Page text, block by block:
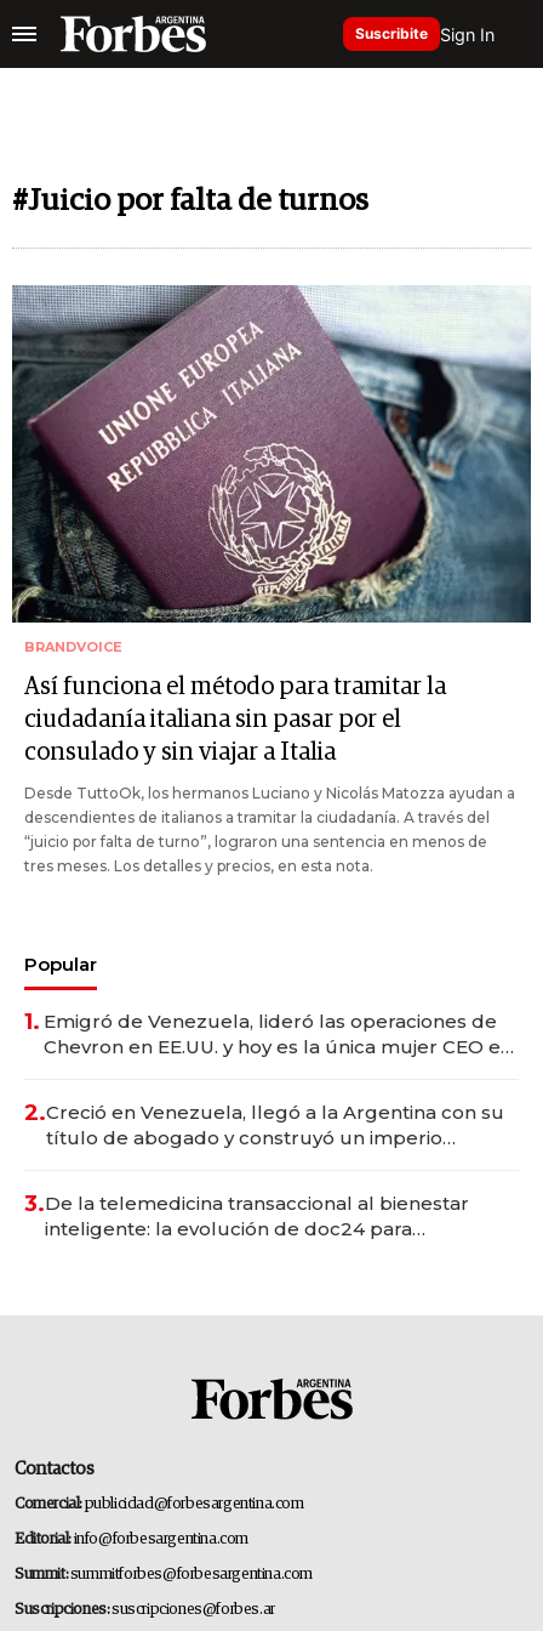
Suscribite Sign In
#Juicio por falta de turnos
BRANDVOICE
Así funciona el método para tramitar la
ciudadanía italiana sin pasar por el
consulado y sin viajar a Italia
Desde TuttoOk, los hermanos Luciano y Nicolás Matozza ayudan a
descendientes de italianos a tramitar la ciudadanía. A través del
“juicio por falta de turno”, lograron una sentencia en menos de
tres meses. Los detalles y precios, en esta nota.
Popular
1. Emigró de Venezuela, lideró las operaciones de
Chevron en EE.UU. y hoy es la única mujer CEO en
2.Creció en Venezuela, llegó a la Argentina con su
título de abogado y construyó un imperio
3.De la telemedicina transaccional al bienestar
inteligente: la evolución de doc24 para
Contactos
Comercial:publicidad@forbesargentina.com
Editorial:info@forbesargentina.com
Summit:summitforbes@forbesargentina.com
Suscripciones:suscripciones@forbes.ar